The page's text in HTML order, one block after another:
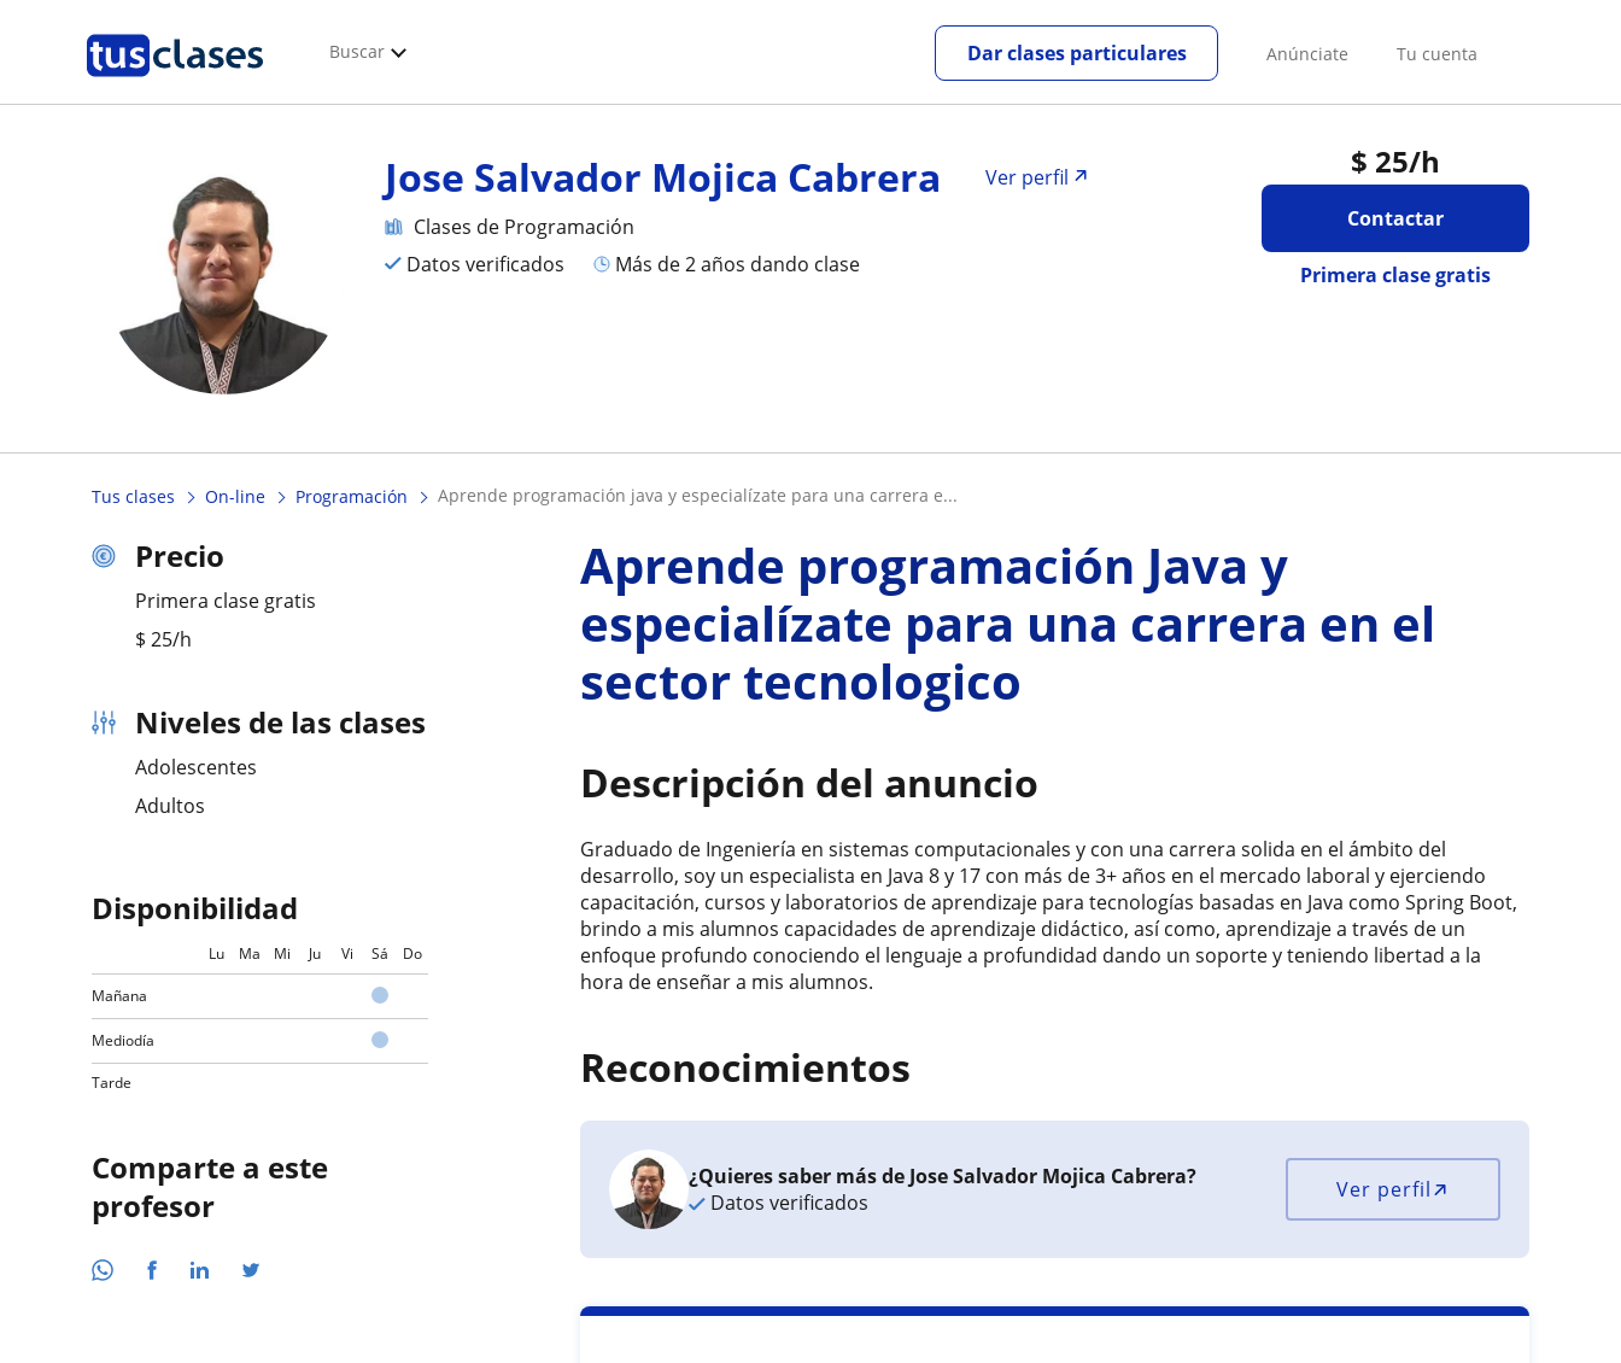
Buscar Anúnciate Tu cuenta
Dar clases particulares
$ 25/h
Contactar
Primera clase gratis
Jose Salvador Mojica Cabrera
Ver perfil
Clases de Programación
Datos verificados
más de 2 años dando clase
Tus clases On-line Programación aprende programación java y especialízate para una carrera e...
Precio
Primera clase gratis
$ 25/h
Niveles de las clases
Adolescentes
Adultos
Disponibilidad
Lu Ma Mi Ju Vi Sá Do
Mañana
Mediodía
Tarde
Comparte a este
profesor
Aprende programación Java y
especialízate para una carrera en el
sector tecnologico
Descripción del anuncio
Graduado de Ingeniería en sistemas computacionales y con una carrera solida en el ámbito del
desarrollo, soy un especialista en Java 8 y 17 con más de 3+ años en el mercado laboral y ejerciendo
capacitación, cursos y laboratorios de aprendizaje para tecnologías basadas en Java como Spring Boot,
brindo a mis alumnos capacidades de aprendizaje didáctico, así como, aprendizaje a través de un
enfoque profundo conociendo el lenguaje a profundidad dando un soporte y teniendo libertad a la
hora de enseñar a mis alumnos.
Reconocimientos
¿Quieres saber más de Jose Salvador Mojica Cabrera?
Datos verificados
Ver perfil